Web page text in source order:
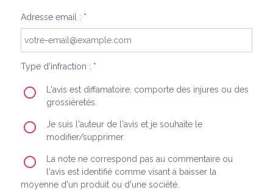
Adresse email : *
Type d'infraction : *
L'avis est diffamatoire, comporte des injures ou des
grossièretés.
Je suis l'auteur de l'avis et je souhaite le
modifier/supprimer.
La note ne correspond pas au commentaire ou
l'avis est identifié comme visant à baisser la
moyenne d'un produit ou d'une société.